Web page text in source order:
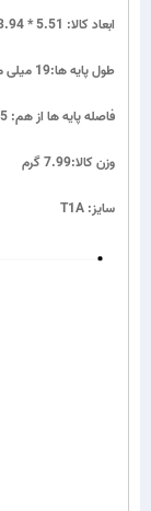
ابعاد کالا: 5.51 * 3.94 * 1.57 میلی متر
طول پایه ها:19 میلی متر
فاصله پایه ها از هم: 4.5 میلی متر
وزن کالا:7.99 گرم
T1A :سایز